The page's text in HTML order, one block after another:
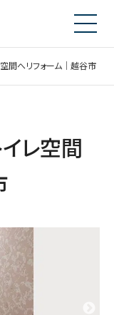
間へリフォーム｜越谷市
レ空間